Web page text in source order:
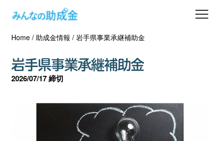
助成金を探す
士業の方へ
Home/ 助成金情報 / 岩手県事業承継補助金
岩手県事業承継補助金
2026/07/17 締切